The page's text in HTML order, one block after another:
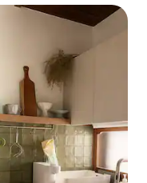
за максимум 8